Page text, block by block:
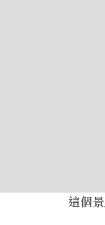
這個